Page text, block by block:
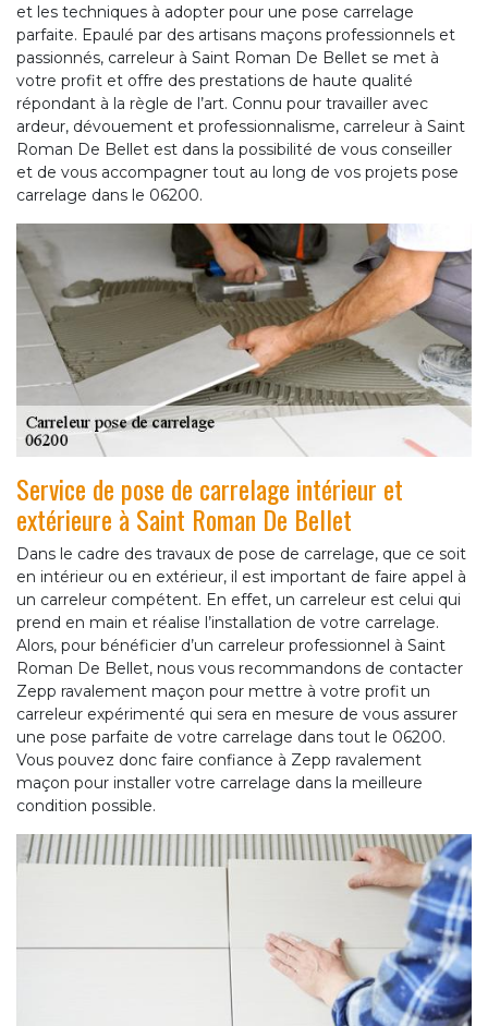
et les techniques à adopter pour une pose carrelage
parfaite. Epaulé par des artisans maçons professionnels et
passionnés, carreleur à Saint Roman De Bellet se met à
votre profit et offre des prestations de haute qualité
répondant à la règle de l’art. Connu pour travailler avec
ardeur, dévouement et professionnalisme, carreleur à Saint
Roman De Bellet est dans la possibilité de vous conseiller
et de vous accompagner tout au long de vos projets pose
carrelage dans le 06200.
Service de pose de carrelage intérieur et
extérieure à Saint Roman De Bellet
Dans le cadre des travaux de pose de carrelage, que ce soit
en intérieur ou en extérieur, il est important de faire appel à
un carreleur compétent. En effet, un carreleur est celui qui
prend en main et réalise l’installation de votre carrelage.
Alors, pour bénéficier d’un carreleur professionnel à Saint
Roman De Bellet, nous vous recommandons de contacter
Zepp ravalement maçon pour mettre à votre profit un
carreleur expérimenté qui sera en mesure de vous assurer
une pose parfaite de votre carrelage dans tout le 06200.
Vous pouvez donc faire confiance à Zepp ravalement
maçon pour installer votre carrelage dans la meilleure
condition possible.